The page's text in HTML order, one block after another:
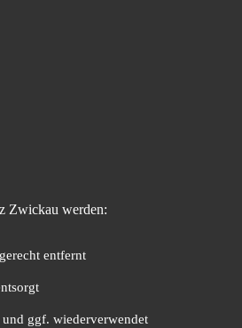
Zwickau werden:
entfernt
ggf. wiederverwendet